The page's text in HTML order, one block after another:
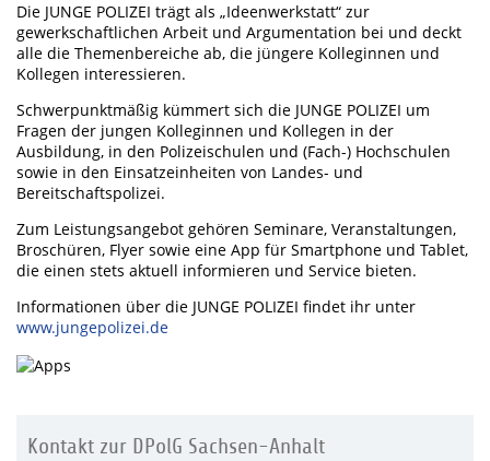
Die JUNGE POLIZEI trägt als „Ideenwerkstatt“ zur
gewerkschaftlichen Arbeit und Argumentation bei und deckt
alle die Themenbereiche ab, die jüngere Kolleginnen und
Kollegen interessieren.
Schwerpunktmäßig kümmert sich die JUNGE POLIZEI um
Fragen der jungen Kolleginnen und Kollegen in der
Ausbildung, in den Polizeischulen und (Fach-) Hochschulen
sowie in den Einsatzeinheiten von Landes- und
Bereitschaftspolizei.
Zum Leistungsangebot gehören Seminare, Veranstaltungen,
Broschüren, Flyer sowie eine App für Smartphone und Tablet,
die einen stets aktuell informieren und Service bieten.
Informationen über die JUNGE POLIZEI findet ihr unter
www.jungepolizei.de
Kontakt zur DPolG Sachsen-Anhalt